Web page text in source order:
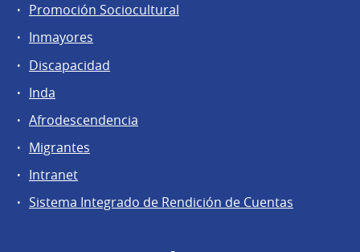
Promoción Sociocultural
Inmayores
Discapacidad
Inda
Afrodescendencia
Migrantes
Intranet
Sistema Integrado de Rendición de Cuentas